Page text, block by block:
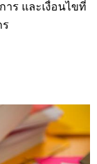
ร และเงื่อนไขที่